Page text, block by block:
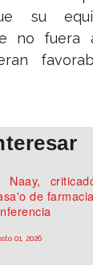
su
no fuera
Naay,
de
01, 2026